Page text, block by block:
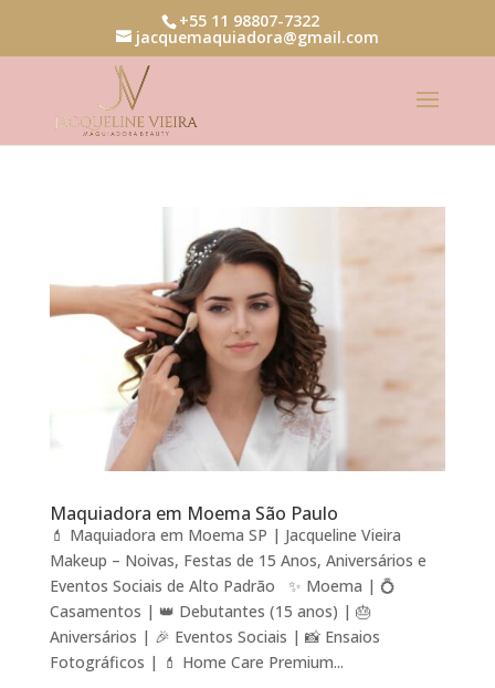
+55 11 98807-7322
jacquemaquiadora@gmail.com
Maquiadora em Moema São Paulo
💄 Maquiadora em Moema SP | Jacqueline Vieira
Makeup – Noivas, Festas de 15 Anos, Aniversários e
Eventos Sociais de Alto Padrão ✨ Moema | 💍
Casamentos | 👑 Debutantes (15 anos) | 🎂
Aniversários | 🎉 Eventos Sociais | 📸 Ensaios
Fotográficos | 💄 Home Care Premium...